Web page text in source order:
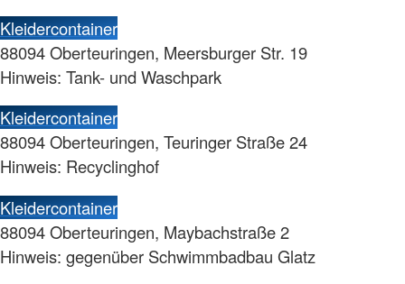
Kleidercontainer
88094 Oberteuringen, Meersburger Str. 19
Hinweis: Tank- und Waschpark
Kleidercontainer
88094 Oberteuringen, Teuringer Straße 24
Hinweis: Recyclinghof
Kleidercontainer
88094 Oberteuringen, Maybachstraße 2
Hinweis: gegenüber Schwimmbadbau Glatz